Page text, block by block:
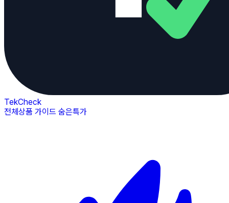
TekCheck
전체상품 가이드 숨은특가